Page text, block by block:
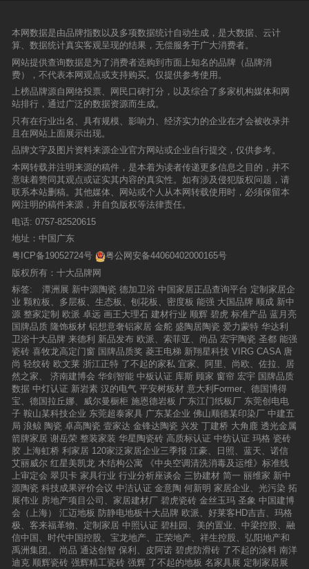
本网数据是由品牌指数以及多项数据统计自动生成，是大数据、云计
算、数据统计真实客观呈现的结果，无偿服务于广大消费者。
网站提供查询数据是为了消费者选购到市面上知名的品牌（品牌消
费），不代表本网观点或支持购买。仅提供参考使用。
上榜品牌源自网络投票、网民口碑打分，以及综合了多家机构媒体和网
站排行，通过广泛的数据资源而生成。
只有在行业出名、具有规模、影响力、经济实力的企业在才会被收录并
且在网站上面展示出现。
品牌文字及图片资料来源企业官方网站或企业自行提交，仅供参考。
本网转载并注明来源的稿件，是本着为读者传递更多信息之目的，并不
意味着赞同其观点或证实其内容的真实性。如有涉及侵犯版权问题，请
联系本站删稿。其他媒体、网站或个人从本网转载使用时，必须保留本
网注明的稿件来源，并自负版权等法律责任。
电话: 0757-82520615
地址：中国广东
粤ICP备19052724号
粤公网安备44060402000165号
版权所有：十大品牌网
标签:
潭洲展 新中源陶瓷 德加卫浴 中国家居正品查询平台 定制家居企
业 颗粒板、多层板、生态板、刨花板、密度板 能强 大国品牌 顺成 新中
源 整家定制 欧派 卓远 画王大理石 建材行业 顺辉 碧虎 标准产品 蓝月亮
国牌品质 隆饰板材 铝想意奢铝家居 金舵 盛陶居陶瓷 爱力蒙特 华达利
卫浴十大品牌 来德利 新品发布 欧派、索菲亚、尚品 宏宇陶瓷 圣都 能强
瓷砖 喜牧龙高定门窗 国牌品质奖 菱王电梯 新翔星科技 VIRG CASA 唐
尚 轻纹砖 欧文莱 浙江正特 了不起的家私 宜家、阿里、尚欧、佐拉、居
然之家、
济南建博会 华剑智能 中板认证 库斯 顾家 窗帘 宏宇 国牌品质
数据 中灯认证 新岩素 汉的电气 平安树板材 意大利Former、德国博得
宝、德国拉丘娜、威尔曼橱柜 施恩德岩板 广东江门纸板厂 东莞创电电
子 鞍山某科技企业 东莞超泰家具 广东某企业 佛山顺德某印染厂 中建五
局 浪鲸 陶瓷 卓高陶瓷 壹家达 金锋达陶瓷 兴发 丁建桥 大角鹿 透光金属
箭牌家居 谢岳荣 整装家装 华星陶瓷砖 高质标认证 中纺认证 玛格 瓷砖
胶 上海虹桥 利家居 120家泛家居企业三季报 江豪、日照、蓝天、诺信
艾丽威尔 红星美凯龙 木结构公寓
《中央空调清洗消毒及运维》标准线
上审定会 翠贝卡 家具行业 行业分析座谈会 三协建材 简一 丽维家 新中
源陶瓷 科技成果评价会议 中洁认证 金意陶 何新明 家居企业、光污染 拓
展伟业 房地产项目公司、家居建材厂 碧虎瓷砖 金丝玉玛 圣象 中国建博
会（上海）
汇迈地板 防静电地板十大品牌 欧派、好莱客HD吉吉、玛格
极、客来福革物、定制家居 中照认证 碧桂园、美的置业、中梁控股、融
信中国、时代中国控股、宝龙地产、正荣地产、祥生控股、弘阳地产和
禹洲集团。
尚品 通达创智 保利、皮阿诺 碧虎防滑砖 了不起的涂料 南洋
迪克 顺辉瓷砖 强辉精工瓷砖 强辉 了不起的地板 名家具展 定制家居展